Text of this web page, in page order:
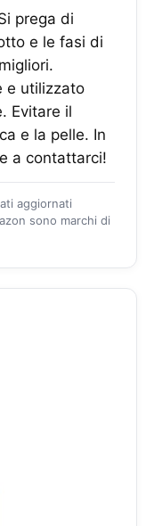
prega di
e le fasi di
e utilizzato
Evitare il
e la pelle. In
a contattarci!
aggiornati
sono marchi di